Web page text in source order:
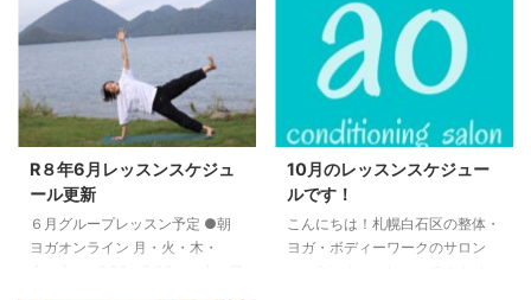
①7:00〜8:00 ②8:15〜9:15
9/28 （日）①7:00〜8:00
②8:15〜9:15 ●ヨガグループレ
ッスン（福住） 9/1（月）19:15〜
20:15 9/8（月）19:15〜20:15
9/15（月）19:15〜20:15
9/29（月）19:15〜20:15 ...
の大切さがわかったのではないで
しょうか？ 次回開催はR2年10月
22日に福住にて開催します。 興
味のある方は
ka18bigbook@yahoo.co.jpまで
お待ちしています。
R８年6月レッスンスケジュ
ール更新
６月グループレッスン予定 ●朝
ヨガオンライン 月・火・木・
10月のレッスンスケジュー
ルです！
こんにちは！札幌白石区の整体・
ヨガ・ボディーワークのサロン